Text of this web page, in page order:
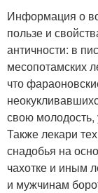
Информация о
пользе и
античности: в
месопотамских
что
свою молодость,
Также лекари
снадобья на
чахотке и иным
и мужчинам